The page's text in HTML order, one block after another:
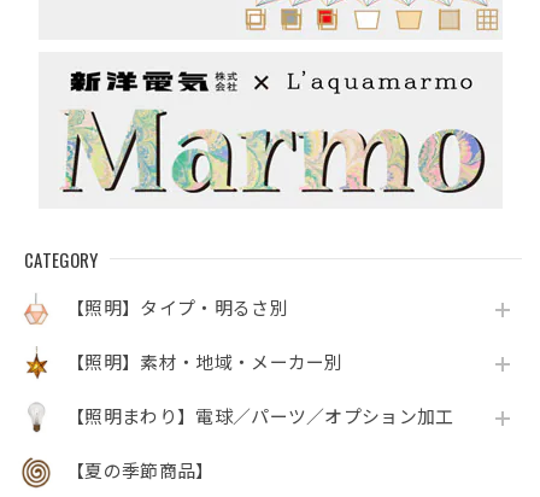
CATEGORY
【照明】タイプ・明るさ別
【照明】素材・地域・メーカー別
【照明まわり】電球／パーツ／オプション加工
【夏の季節商品】